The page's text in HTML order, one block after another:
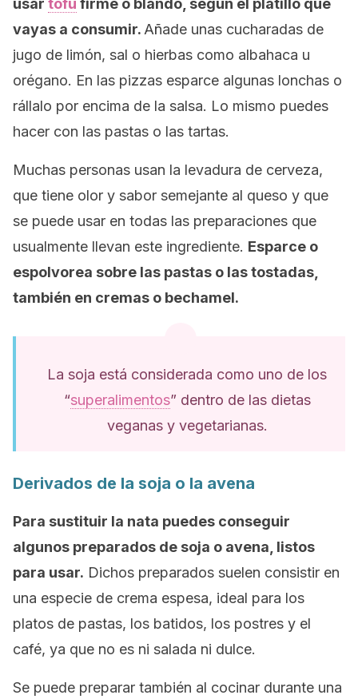
usar tofu firme o blando, según el platillo que
vayas a consumir. Añade unas cucharadas de
jugo de limón, sal o hierbas como albahaca u
orégano. En las pizzas esparce algunas lonchas o
rállalo por encima de la salsa. Lo mismo puedes
hacer con las pastas o las tartas.
Muchas personas usan la levadura de cerveza,
que tiene olor y sabor semejante al queso y que
se puede usar en todas las preparaciones que
usualmente llevan este ingrediente. Esparce o
espolvorea sobre las pastas o las tostadas,
también en cremas o bechamel.
La soja está considerada como uno de los
“superalimentos” dentro de las dietas
veganas y vegetarianas.
Derivados de la soja o la avena
Para sustituir la nata puedes conseguir
algunos preparados de soja o avena, listos
para usar. Dichos preparados suelen consistir en
una especie de crema espesa, ideal para los
platos de pastas, los batidos, los postres y el
café, ya que no es ni salada ni dulce.
Se puede preparar también al cocinar durante una